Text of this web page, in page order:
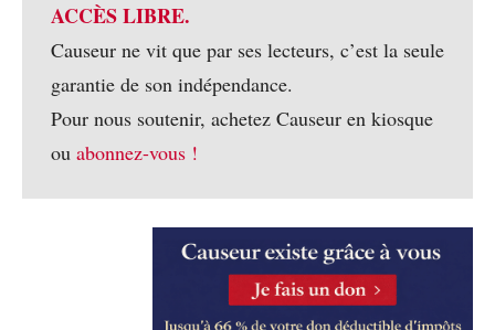
ACCÈS LIBRE.
Causeur ne vit que par ses lecteurs, c’est la seule
garantie de son indépendance.
Pour nous soutenir, achetez Causeur en kiosque
ou abonnez-vous !